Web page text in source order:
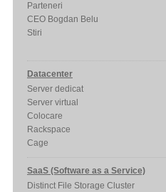
Parteneri
CEO Bogdan Belu
Stiri
Datacenter
Server dedicat
Server virtual
Colocare
Rackspace
Cage
SaaS (Software as a Service)
Distinct File Storage Cluster